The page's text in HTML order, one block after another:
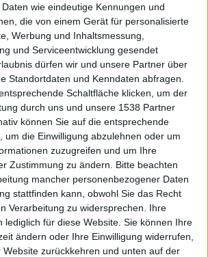
wie eindeutige Kennungen und
die von einem Gerät für personalisierte
Werbung und Inhaltsmessung,
und Serviceentwicklung gesendet
dürfen wir und unsere Partner über
Standortdaten und Kenndaten abfragen.
Schaltfläche klicken, um der
durch uns und unsere 1538 Partner
können Sie auf die entsprechende
um die Einwilligung abzulehnen oder um
zuzugreifen und um Ihre
Zustimmung zu ändern.
Bitte beachten
mancher personenbezogener Daten
stattfinden kann, obwohl Sie das Recht
Verarbeitung zu widersprechen. Ihre
lediglich für diese Website. Sie können Ihre
ändern oder Ihre Einwilligung widerrufen,
Website zurückkehren und unten auf der
Just a Game hat mit Retro
Tischkicker und Retro Tischkicker
HD eigenen Angaben zufolge die
erste Umsetzung des Tischkickers
füriPhone, iPod touch undiPadin
denApp Storegebracht.
Mit dem Finger können Kraft und
Richtung des Schusses in Reto
Tischkicker festgelegt werden. Der
wird hierzu einfach in die
gezogen und für den Schuss
Schwierigkeitsgrad kann individuell
Der Hersteller verspricht eine